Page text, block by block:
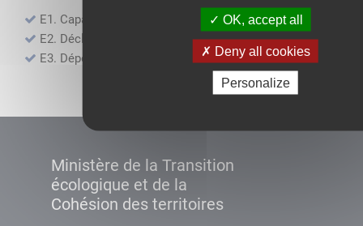
OK, accept all
Deny all cookies
Personalize
E1. Capacité financière
E2. Déclaration de sous-traitance
E3. Dépôt des comptes annuels
Ministère de la Transition
écologique et de la
Cohésion des territoires